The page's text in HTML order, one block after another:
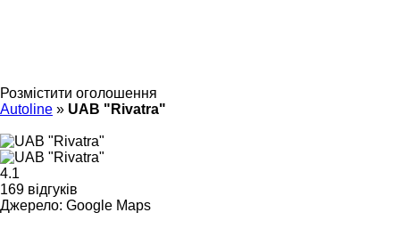
Розмістити оголошення
Autoline » UAB "Rivatra"
4.1
169 відгуків
Джерело: Google Maps